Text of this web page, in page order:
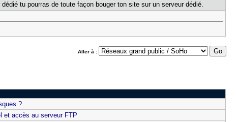
tu pourras de toute façon bouger ton site sur un serveur dédié.
Aller à :
?
et accès au serveur FTP